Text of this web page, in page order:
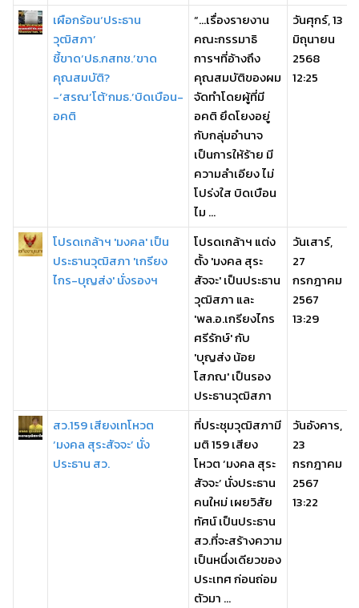
เผือกร้อน‘ประธาน
วุฒิสภา’
ชี้ขาด‘ปธ.กสทช.’ขาด
คุณสมบัติ?
-‘สรณ’โต้‘กมธ.’บิดเบือน-
อคติ
“…เรื่องรายงาน
คณะกรรมาธิ
การฯที่อ้างถึง
คุณสมบัติของผม
จัดทำโดยผู้ที่มี
อคติ ยึดโยงอยู่
กับกลุ่มอำนาจ
เป็นการให้ร้าย มี
ความลำเอียง ไม่
โปร่งใส บิดเบือน
ไม ...
วันศุกร์, 13
มิถุนายน
2568
12:25
โปรดเกล้าฯ 'มงคล' เป็น
ประธานวุฒิสภา 'เกรียง
ไกร-บุญส่ง' นั่งรองฯ
โปรดเกล้าฯ แต่ง
ตั้ง 'มงคล สุระ
สัจจะ' เป็นประธาน
วุฒิสภา และ
'พล.อ.เกรียงไกร
ศรีรักษ์' กับ
'บุญส่ง น้อย
โสภณ' เป็นรอง
ประธานวุฒิสภา
วันเสาร์,
27
กรกฎาคม
2567
13:29
สว.159 เสียงเทโหวต
‘มงคล สุระสัจจะ’ นั่ง
ประธาน สว.
ที่ประชุมวุฒิสภามี
มติ 159 เสียง
โหวต ‘มงคล สุระ
สัจจะ’ นั่งประธาน
คนใหม่ เผยวิสัย
ทัศน์ เป็นประธาน
สว.ที่จะสร้างความ
เป็นหนึ่งเดียวของ
ประเทศ ก่อนถ่อม
ตัวมา ...
วันอังคาร,
23
กรกฎาคม
2567
13:22